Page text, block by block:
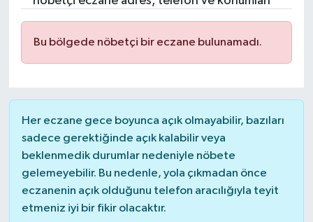
Bu bölgede nöbetçi bir eczane bulunamadı.
Her eczane gece boyunca açık olmayabilir, bazıları
sadece gerektiğinde açık kalabilir veya
beklenmedik durumlar nedeniyle nöbete
gelemeyebilir. Bu nedenle, yola çıkmadan önce
eczanenin açık olduğunu telefon aracılığıyla teyit
etmeniz iyi bir fikir olacaktır.
Resmi İlanlar